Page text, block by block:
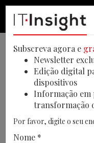
humanos
Subscreva agora e
Newsletter
Edição digital
dispositivos
Informação em
transformação
Por favor, digite o seu
Nome *